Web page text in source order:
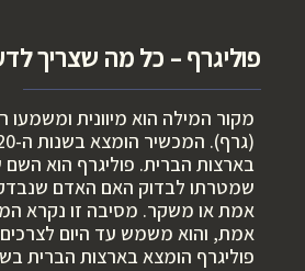
פוליגרף – כל מה שצריך
מקור המילה הוא מיוונית ומשמעו
בארצות הברית. פוליגרף הוא השם
שמטרתו לבדוק האם האדם
אמת או משקר. מסיבה זו נקרא
אמת, והוא משמש עד היום
פוליגרף הומצא בארצות הברית